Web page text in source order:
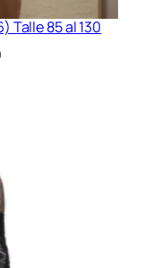
Talle 85 al 130
El